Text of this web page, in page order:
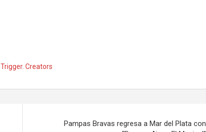
Trigger. Creators
Pampas Bravas regresa a Mar del Plata con